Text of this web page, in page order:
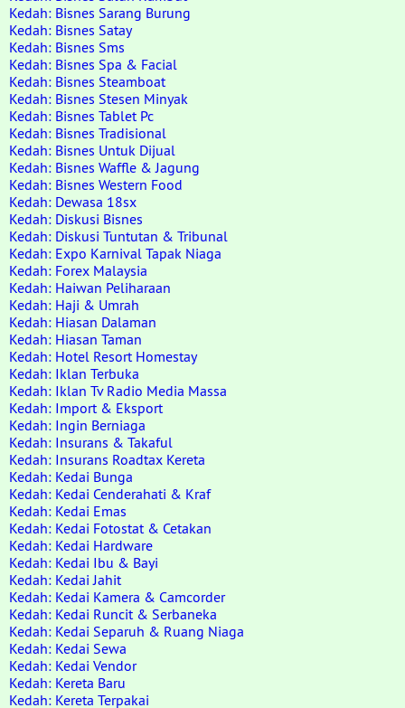
Kedah: Bisnes Sarang Burung
Kedah: Bisnes Satay
Kedah: Bisnes Sms
Kedah: Bisnes Spa & Facial
Kedah: Bisnes Steamboat
Kedah: Bisnes Stesen Minyak
Kedah: Bisnes Tablet Pc
Kedah: Bisnes Tradisional
Kedah: Bisnes Untuk Dijual
Kedah: Bisnes Waffle & Jagung
Kedah: Bisnes Western Food
Kedah: Dewasa 18sx
Kedah: Diskusi Bisnes
Kedah: Diskusi Tuntutan & Tribunal
Kedah: Expo Karnival Tapak Niaga
Kedah: Forex Malaysia
Kedah: Haiwan Peliharaan
Kedah: Haji & Umrah
Kedah: Hiasan Dalaman
Kedah: Hiasan Taman
Kedah: Hotel Resort Homestay
Kedah: Iklan Terbuka
Kedah: Iklan Tv Radio Media Massa
Kedah: Import & Eksport
Kedah: Ingin Berniaga
Kedah: Insurans & Takaful
Kedah: Insurans Roadtax Kereta
Kedah: Kedai Bunga
Kedah: Kedai Cenderahati & Kraf
Kedah: Kedai Emas
Kedah: Kedai Fotostat & Cetakan
Kedah: Kedai Hardware
Kedah: Kedai Ibu & Bayi
Kedah: Kedai Jahit
Kedah: Kedai Kamera & Camcorder
Kedah: Kedai Runcit & Serbaneka
Kedah: Kedai Separuh & Ruang Niaga
Kedah: Kedai Sewa
Kedah: Kedai Vendor
Kedah: Kereta Baru
Kedah: Kereta Terpakai